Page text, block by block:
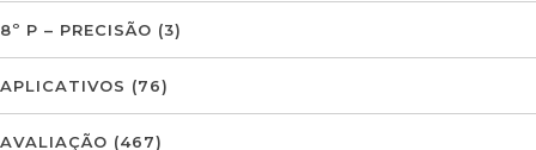
8º P – PRECISÃO (3)
APLICATIVOS (76)
AVALIAÇÃO (467)